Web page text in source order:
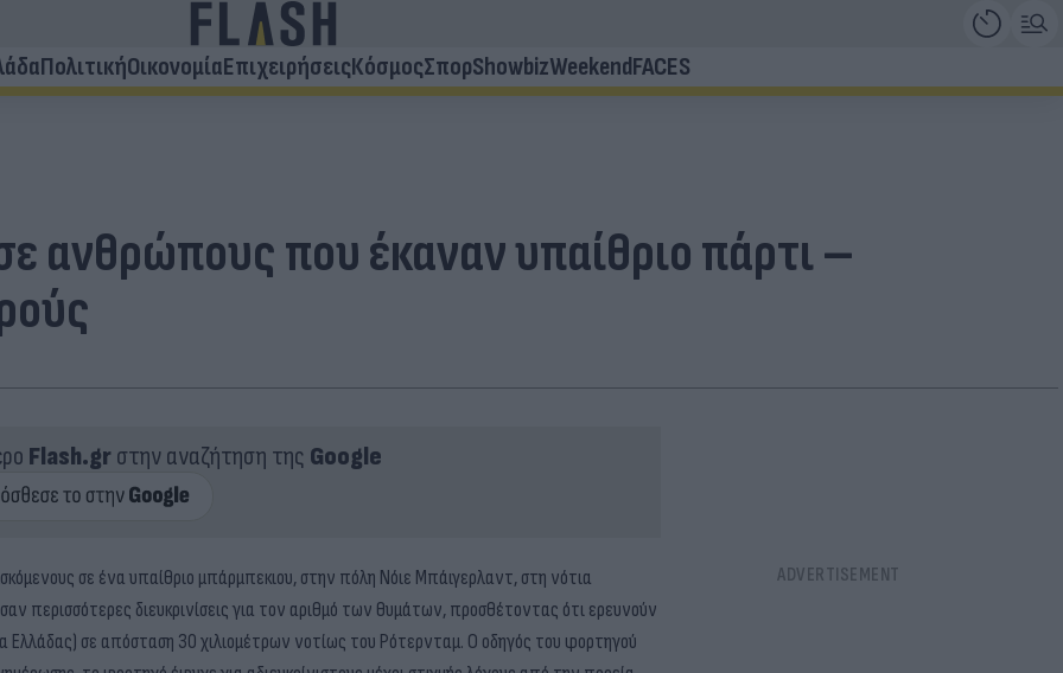
ΠολιτικήΟικονομίαΕπιχειρήσειςΚόσμοςΣπορShowbizWeekendFACES
ανθρώπους που έκαναν υπαίθριο πάρτι –
Flash.grστην αναζήτηση της Google
σε ένα υπαίθριο μπάρμπεκιου, στην πόλη Νόιε Μπάιγερλαντ, στη νότια
περισσότερες διευκρινίσεις για τον αριθμό των θυμάτων, προσθέτοντας ότι ερευνούν
σε απόσταση 30 χιλιομέτρων νοτίως του Ρότερνταμ. Ο οδηγός του φορτηγού